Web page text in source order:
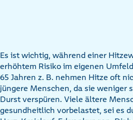
Es ist wichtig, während einer
erhöhtem Risiko im eigenen
65 Jahren z. B. nehmen Hitze oft
jüngere Menschen, da sie weniger
Durst verspüren. Viele ältere
gesundheitlich vorbelastet, sei es